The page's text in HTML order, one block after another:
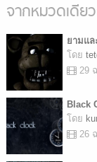
จากหมวดเดีย
ยามแล
โดย
29
Black
โดย
26